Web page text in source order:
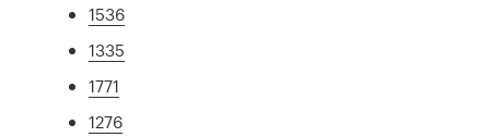
1536
1335
1771
1276